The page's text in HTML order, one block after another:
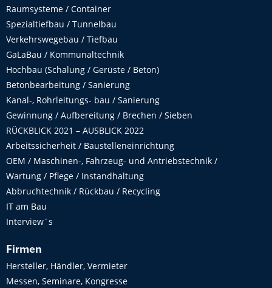
Raumsysteme / Container
Spezialtiefbau / Tunnelbau
Verkehrswegebau / Tiefbau
GaLaBau / Kommunaltechnik
Hochbau (Schalung / Gerüste / Beton)
Betonbearbeitung / Sanierung
Kanal-, Rohrleitungs- bau / Sanierung
Gewinnung / Aufbereitung / Brechen / Sieben
RÜCKBLICK 2021 – AUSBLICK 2022
Arbeitssicherheit / Baustelleneinrichtung
OEM / Maschinen-, Fahrzeug- und Antriebstechnik /
Wartung / Pflege / Instandhaltung
Abbruchtechnik / Rückbau / Recycling
IT am Bau
Interview´s
Firmen
Hersteller, Händler, Vermieter
Messen, Seminare, Kongresse